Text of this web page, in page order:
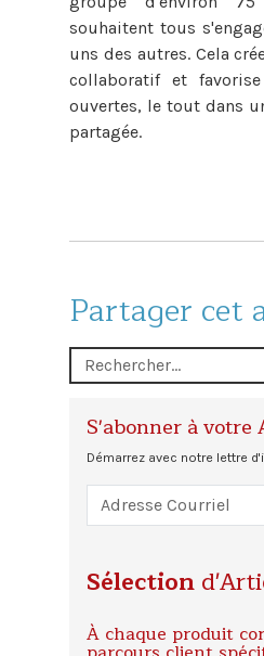
souhaitent tous
uns des autres. Cela
collaboratif et
ouvertes, le tout dans
partagée.
Partager cet
S'abonner à votre
Démarrez avec notre lettre
Sélection
À chaque produit